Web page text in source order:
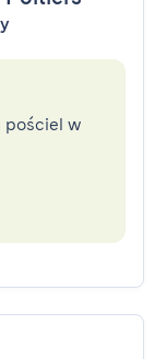
pościel w